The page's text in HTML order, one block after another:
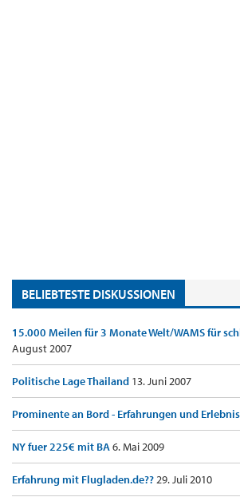
BELIEBTESTE DISKUSSIONEN
15.000 Meilen für 3 Monate Welt/WAMS für
August 2007
Politische Lage Thailand 13. Juni 2007
Prominente an Bord - Erfahrungen und
NY fuer 225€ mit BA6. Mai 2009
Erfahrung mit Flugladen.de??29. Juli 2010